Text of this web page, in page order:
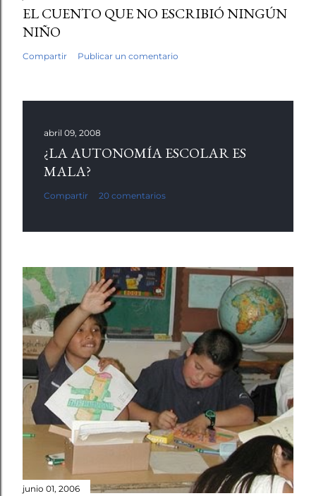
EL CUENTO QUE NO ESCRIBIÓ NINGÚN
NIÑO
Compartir Publicar un comentario
abril 09, 2008
¿LA AUTONOMÍA ESCOLAR ES
MALA?
Compartir 20 comentarios
junio 01, 2006